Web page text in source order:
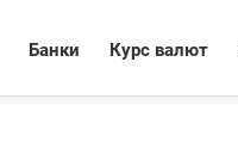
Банки Курс валют